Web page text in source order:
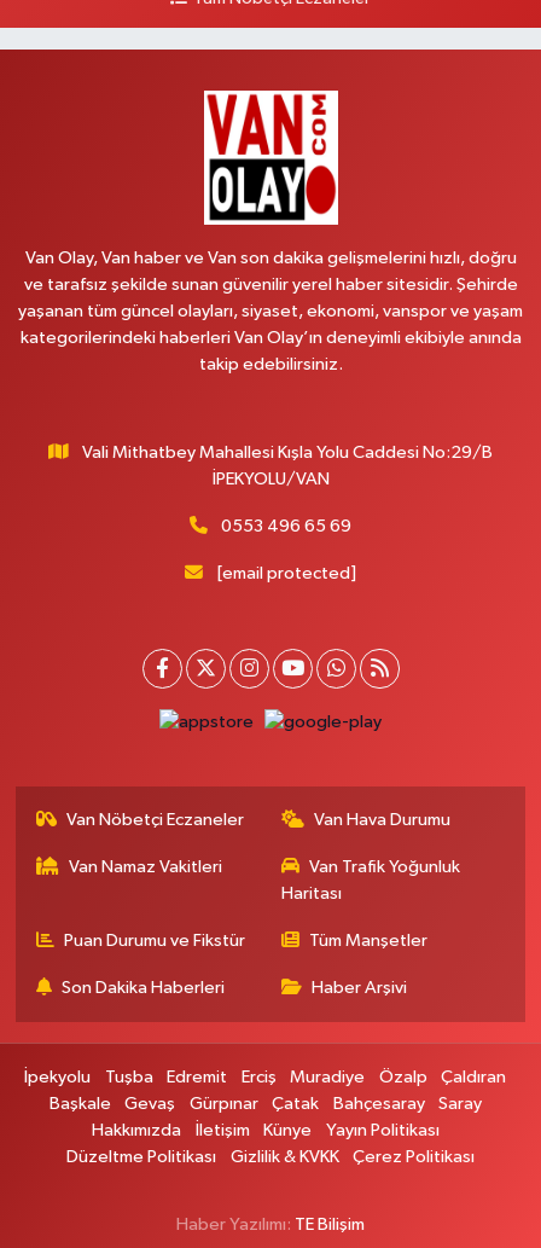
Vanyolu Caddesi Yeni Diş Hastanesi Yanı NO:102F
Yol Tarifi Al
CUMHURİYET MAH.KONAK SK.NO:6
0 (530) 442 24 65 Yol Tarifi Al
Yiğit Eczanesi
HATUNİYE MAHALLESİ ASMİN SOKAK NO:3 A ÖZEL AKDAMAR
SERHAT MAHALLESİ CUMHURİYET BULVARI VAN AVM YANI NO:137
ECIVILCOCUKMAGAZASIKARSISI
0 (542) 384 45 20 Yol Tarifi Al
HALK EĞİTİM MERKEZİ KARŞ.NO:1C
0 (537) 031 18 82 Yol Tarifi Al
Kampüs Yolu Üzeri Kampüs Galericiler Sitesi Yanı No:43
0 (432) 412 23 33 Yol Tarifi Al
ŞEHİT JANDARMA BİNBAŞI CESUR MAH. VALİ MÜNİR KARALOĞLU
CADDESİ NO:18
Yol Tarifi Al
MAHMUDİYE MAH.SEMERKANT CAD.NO:12
Van Olay, Van haber ve Van son dakika gelişmelerini hızlı, doğru
ve tarafsız şekilde sunan güvenilir yerel haber sitesidir. Şehirde
yaşanan tüm güncel olayları, siyaset, ekonomi, vanspor ve yaşam
kategorilerindeki haberleri Van Olay’ın deneyimli ekibiyle anında
takip edebilirsiniz.
Vali Mithatbey Mahallesi Kışla Yolu Caddesi No:29/B
İPEKYOLU/VAN
0553 496 65 69
[email protected]
Van Nöbetçi Eczaneler Van Hava Durumu
Van Namaz Vakitleri
Van Trafik Yoğunluk
Haritası
Puan Durumu ve Fikstür Tüm Manşetler
Son Dakika Haberleri Haber Arşivi
İpekyolu Tuşba Edremit Erciş Muradiye Özalp
Çaldıran
Başkale
Gevaş Gürpınar Çatak Bahçesaray
Saray
Hakkımızda
İletişim Künye
Yayın Politikası
Düzeltme Politikası
Gizlilik & KVKK Çerez Politikası
Haber Yazılımı: TE Bilişim